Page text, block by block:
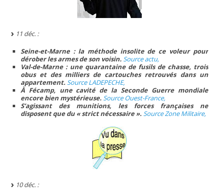
11 déc. :
Seine-et-Marne : la méthode insolite de ce voleur pour
dérober les armes de son voisin.Source actu,
Val-de-Marne : une quarantaine de fusils de chasse, trois
obus et des milliers de cartouches retrouvés dans un
appartement.Source LADEPECHE,
À Fécamp, une cavité de la Seconde Guerre mondiale
encore bien mystérieuse.Source Ouest-France,
S’agissant des munitions, les forces françaises ne
disposent que du « strict nécessaire ».Source Zone Militaire,
10 déc. :